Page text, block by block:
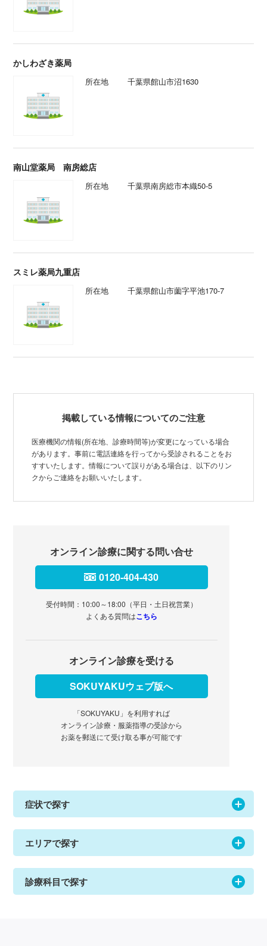
かしわざき薬局
所在地 千葉県館山市沼1630
南山堂薬局 南房総店
所在地 千葉県南房総市本織50-5
スミレ薬局九重店
所在地 千葉県館山市薗字平池170-7
掲載している情報についてのご注意
医療機関の情報(所在地、診療時間等)が変更になっている場合
があります。事前に電話連絡を行ってから受診されることをお
すすいたします。情報について誤りがある場合は、以下のリン
クからご連絡をお願いいたします。
オンライン診療に関する問い合せ
0120-404-430
受付時間：10:00～18:00（平日・土日祝営業）
よくある質問はこちら
オンライン診療を受ける
SOKUYAKUウェブ版へ
「SOKUYAKU」を利用すれば
オンライン診療・服薬指導の受診から
お薬を郵送にて受け取る事が可能です
症状で探す
エリアで探す
診療科目で探す